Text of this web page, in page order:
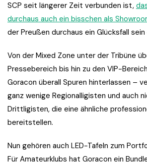
SCP seit längerer Zeit verbunden ist,
durchaus auch ein bisschen als
der Preußen durchaus ein Glücksfall
Von der Mixed Zone unter der Tribüne
Pressebereich bis hin zu den VIP-
Goracon überall Spuren hinterlassen –
ganz wenige Regionalligisten und auch
Drittligisten, die eine ähnliche
bereitstellen.
Nun gehören auch LED-Tafeln zum
Für Amateurklubs hat Goracon ein